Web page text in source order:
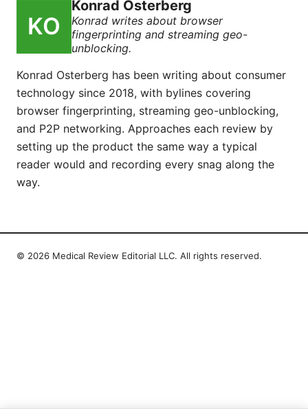
Konrad Osterberg
Konrad writes about browser
fingerprinting and streaming geo-
unblocking.
Konrad Osterberg has been writing about consumer
technology since 2018, with bylines covering
browser fingerprinting, streaming geo-unblocking,
and P2P networking. Approaches each review by
setting up the product the same way a typical
reader would and recording every snag along the
way.
© 2026 Medical Review Editorial LLC. All rights reserved.